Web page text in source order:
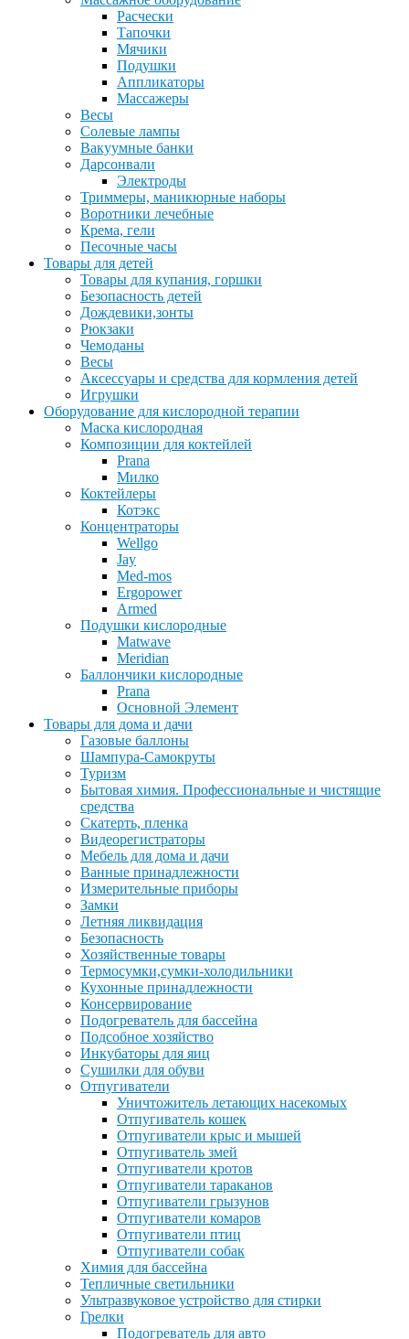
Расчески
Тапочки
Мячики
Подушки
Аппликаторы
Массажеры
Весы
Солевые лампы
Вакуумные банки
Дарсонвали
Электроды
Триммеры, маникюрные наборы
Воротники лечебные
Крема, гели
Песочные часы
Товары для детей
Товары для купания, горшки
Безопасность детей
Дождевики,зонты
Рюкзаки
Чемоданы
Весы
Аксессуары и средства для кормления детей
Игрушки
Оборудование для кислородной терапии
Маска кислородная
Композиции для коктейлей
Prana
Милко
Коктейлеры
Котэкс
Концентраторы
Wellgo
Jay
Med-mos
Ergopower
Armed
Подушки кислородные
Matwave
Meridian
Баллончики кислородные
Prana
Основной Элемент
Товары для дома и дачи
Газовые баллоны
Шампура-Самокруты
Туризм
Бытовая химия. Профессиональные и чистящие
средства
Скатерть, пленка
Видеорегистраторы
Мебель для дома и дачи
Ванные принадлежности
Измерительные приборы
Замки
Летняя ликвидация
Безопасность
Хозяйственные товары
Термосумки,сумки-холодильники
Кухонные принадлежности
Консервирование
Подогреватель для бассейна
Подсобное хозяйство
Инкубаторы для яиц
Сушилки для обуви
Отпугиватели
Уничтожитель летающих насекомых
Отпугиватель кошек
Отпугиватели крыс и мышей
Отпугиватель змей
Отпугиватели кротов
Отпугиватели тараканов
Отпугиватели грызунов
Отпугиватели комаров
Отпугиватели птиц
Отпугиватели собак
Химия для бассейна
Тепличные светильники
Ультразвуковое устройство для стирки
Грелки
Подогреватель для авто